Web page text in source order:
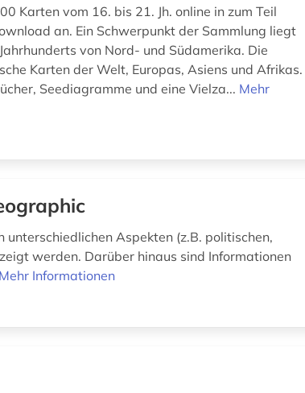
Karten vom 16. bis 21. Jh. online in zum Teil
an. Ein Schwerpunkt der Sammlung liegt
von Nord- und Südamerika. Die
Karten der Welt, Europas, Asiens und Afrikas.
Seediagramme und eine Vielza... Mehr
Aspekten (z.B. politischen,
werden. Darüber hinaus sind Informationen
Mehr Informationen